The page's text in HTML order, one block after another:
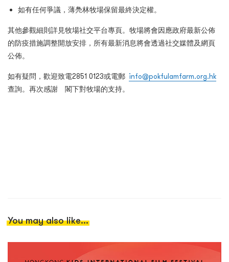
如有任何爭議，薄鳧林牧場保留最終決定權。
其他參觀細則詳見牧場社交平台專頁。牧場將會因應政府最新公佈
的防疫措施調整開放安排，所有最新消息將會透過社交媒體及網頁
公佈。
如有疑問，歡迎致電2851 0123或電郵 info@pokfulamfarm.org.hk
查詢。再次感謝 閣下對牧場的支持。
You may also like...